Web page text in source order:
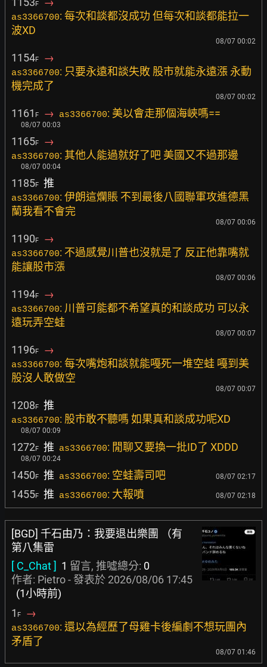
F
as3366700: 每次和談都沒成功 但每次和談都能拉一
波XD
08/07 00:02
1154F →
as3366700: 只要永遠和談失敗 股市就能永遠漲 永動
機完成了
08/07 00:02
1161 F → as3366700: 美以會走那個海峽嗎==
08/07 00:03
1165F →
as3366700: 其他人能過就好了吧 美國又不過那邊
08/07 00:04
1185F 推
as3366700: 伊朗這爛賬 不到最後八國聯軍攻進德黑
蘭我看不會完
08/07 00:06
1190F →
as3366700: 不過感覺川普也沒就是了 反正他靠嘴就
能讓股市漲
08/07 00:06
1194F →
as3366700: 川普可能都不希望真的和談成功 可以永
遠玩弄空蛙
08/07 00:07
1196F →
as3366700: 每次嘴炮和談就能嘠死一堆空蛙 嘠到美
股沒人敢做空
08/07 00:07
1208F 推
as3366700: 股市敢不聽嗎 如果真和談成功呢XD
08/07 00:09
1272F 推 as3366700: 閒聊又要換一批ID了 XDDD
08/07 00:24
1450F 推 as3366700: 空蛙壽司吧 08/07 02:17
1455F 推 as3366700: 大報噴 08/07 02:18
[BGD] 千石由乃：我要退出樂團 （有
第八集雷
[ C_Chat ] 1 留言, 推噓總分: 0
作者: Pietro- 發表於 2026/08/06 17:45
(1小時前)
1 F →
as3366700: 還以為經歷了母雞卡後編劇不想玩團內
矛盾了
08/07 01:46